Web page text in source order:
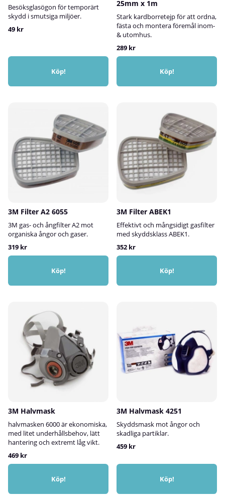
tejpningAnvändningsområden:Perfekt
för rengöring, avfettning och
ytförberedelse innan limning,
lackering eller
Skyltproduktion • Transport- och
Ytrengöringsservett är inte ett
desinfektionsmedel.
Besöksglasögon för temporärt
skydd i smutsiga miljöer.
49 kr
Köp!
25mm x 1m
Stark kardborretejp för att ordna,
fästa och montera föremål inom-
& utomhus.
289 kr
Köp!
3M Filter A2 6055
3M gas- och ångfilter A2 mot
organiska ångor och gaser.
319 kr
Köp!
3M Filter ABEK1
Effektivt och mångsidigt gasfilter
med skyddsklass ABEK1.
352 kr
Köp!
3M Halvmask
halvmasken 6000 är ekonomiska,
med litet underhållsbehov, lätt
hantering och extremt låg vikt.
469 kr
Köp!
3M Halvmask 4251
Skyddsmask mot ångor och
skadliga partiklar.
459 kr
Köp!